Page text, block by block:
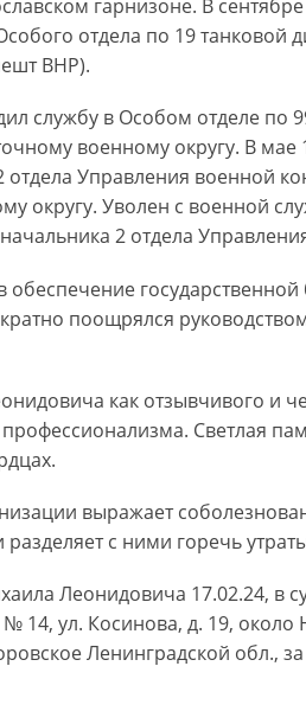
гарнизоне. В
отдела по 19 танковой
ВНР).
службу в Особом отделе по
военному округу. В мае
Управления военной
округу. Уволен с военной
2 отдела
обеспечение
поощрялся
как отзывчивого и
профессионализма. Светлая
выражает
с ними горечь
Леонидовича 17.02.24, в
14, ул. Косинова, д. 19, около
Ленинградской обл.,